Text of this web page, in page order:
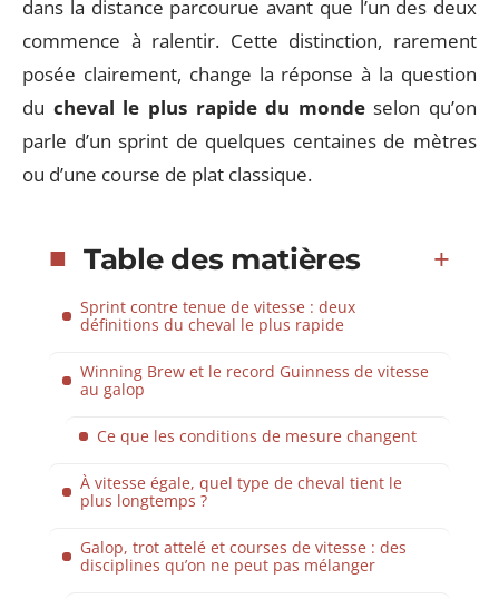
dans la distance parcourue avant que l’un des deux
commence à ralentir. Cette distinction, rarement
posée clairement, change la réponse à la question
du cheval le plus rapide du mondeselon qu’on
parle d’un sprint de quelques centaines de mètres
ou d’une course de plat classique.
Table des matières
Sprint contre tenue de vitesse : deux
définitions du cheval le plus rapide
Winning Brew et le record Guinness de vitesse
au galop
Ce que les conditions de mesure changent
À vitesse égale, quel type de cheval tient le
plus longtemps ?
Galop, trot attelé et courses de vitesse : des
disciplines qu’on ne peut pas mélanger